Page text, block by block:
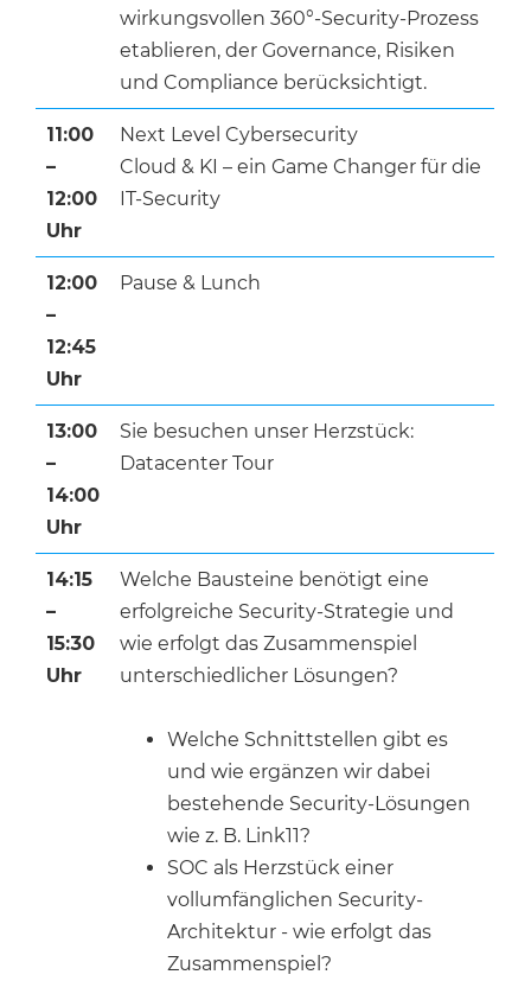
wirkungsvollen 360°-Security-Prozess
etablieren, der Governance, Risiken
und Compliance berücksichtigt.
11:00
–
12:00
Uhr
Next Level Cybersecurity
Cloud & KI – ein Game Changer für die
IT-Security
12:00
–
12:45
Uhr
Pause & Lunch
13:00
–
14:00
Uhr
Sie besuchen unser Herzstück:
Datacenter Tour
14:15
–
15:30
Uhr
Welche Bausteine benötigt eine
erfolgreiche Security-Strategie und
wie erfolgt das Zusammenspiel
unterschiedlicher Lösungen?
Welche Schnittstellen gibt es
und wie ergänzen wir dabei
bestehende Security-Lösungen
wie z. B. Link11?
SOC als Herzstück einer
vollumfänglichen Security-
Architektur - wie erfolgt das
Zusammenspiel?